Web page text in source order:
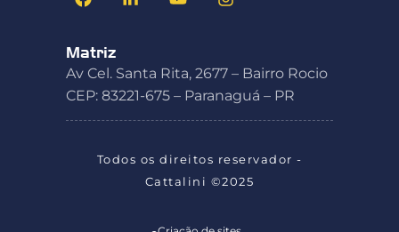
Matriz
Av Cel. Santa Rita, 2677 – Bairro Rocio
CEP: 83221-675 – Paranaguá – PR
Todos os direitos reservador -
Cattalini ©2025